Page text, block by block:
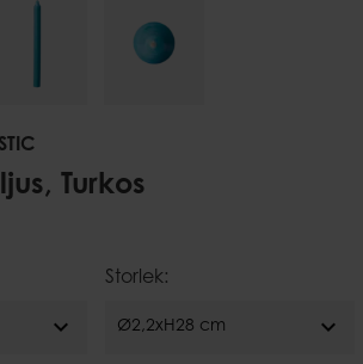
Turkos
expand_more
Storlek:
Ø2,2xH28 cm expand_more